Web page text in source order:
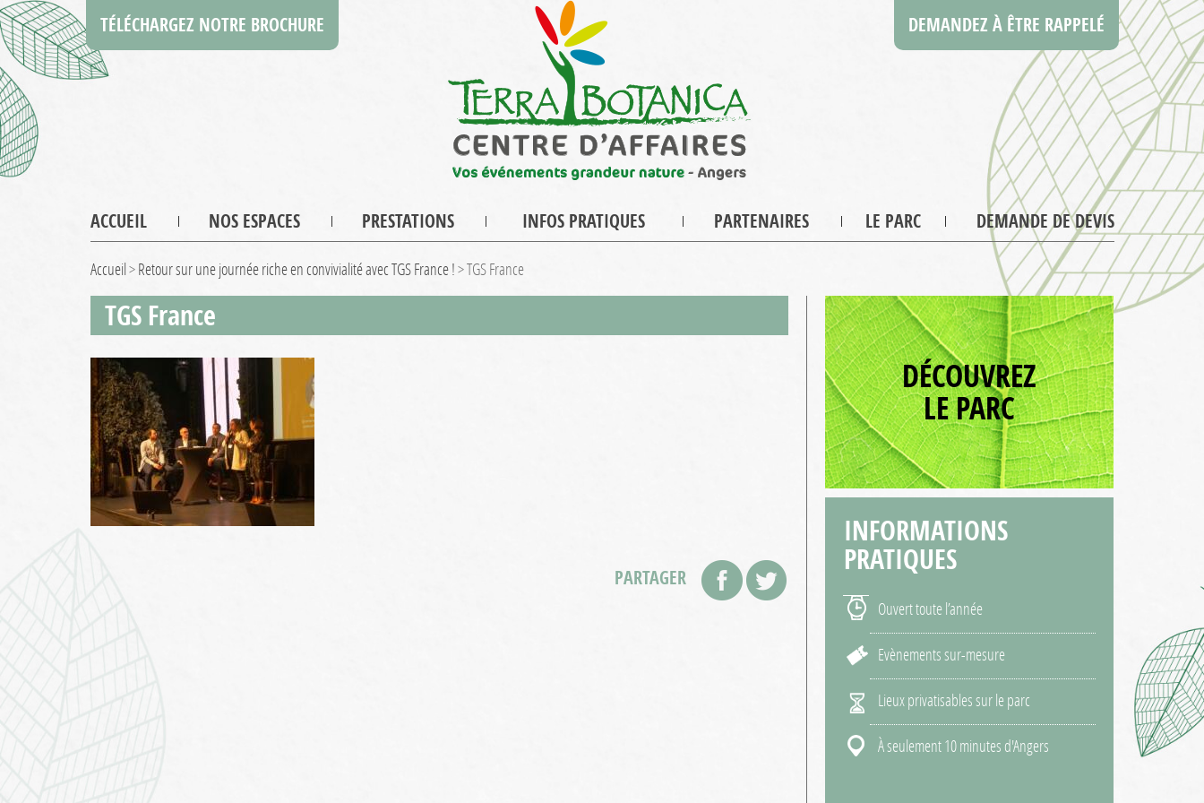
TÉLÉCHARGEZ NOTRE BROCHURE DEMANDEZ À ÊTRE RAPPELÉ
ACCUEIL NOS ESPACES PRESTATIONS INFOS PRATIQUES PARTENAIRES LE PARC DEMANDE DE DEVIS
Accueil>Retour sur une journée riche en convivialité avec TGS France !>TGS France
TGS France
PARTAGER
DÉCOUVREZ
LE PARC
INFORMATIONS
PRATIQUES
Ouvert toute l’année
Evènements sur-mesure
Lieux privatisables sur le parc
À seulement 10 minutes d'Angers